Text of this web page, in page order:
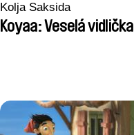
Kolja Saksida
Koyaa: Veselá vidlička